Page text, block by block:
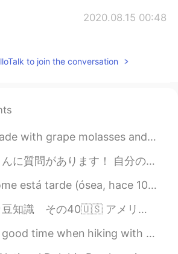
2020.08.15 00:48
you got one more year before it.
西弁やん🙆‍♂️
2020.08.15 00:31
2020.08.15 00:27
to join the conversation
and walnuts . a complete source of energy!🤩🤩 쾨메! 포도 당밀과 호두로 ...
偶然にどこかで出てきたらドキッとしたりしますか？電車にある看板やお店の名前とか。 つまり、自分の名前にある漢字とemotional ...
hace 10 minutos) 😂 Hermoso atardecer 🌅 ❤️ Photos I just t...
物は、 ノリと雑談力です！笑笑 学校でも部活でも職場でもスーパーでも病院でも雑談しますし、ノリがいいと徳を積みます笑 ス...
with friends. Every week we do this. Great way to build a bon...